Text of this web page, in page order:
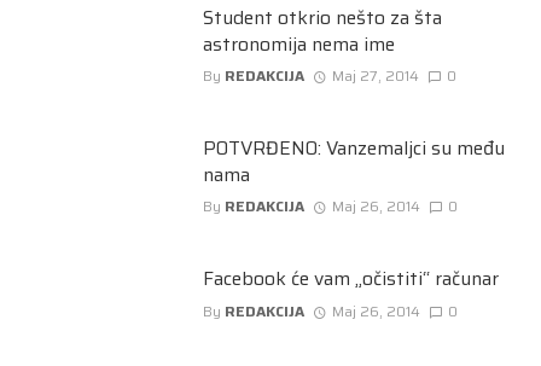
Student otkrio nešto za šta
astronomija nema ime
By REDAKCIJA Maj 27, 2014 0
POTVRĐENO: Vanzemaljci su među
nama
By REDAKCIJA Maj 26, 2014 0
Facebook će vam „očistiti“ računar
By REDAKCIJA Maj 26, 2014 0